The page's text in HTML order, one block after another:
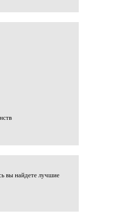
вы найдете лучшие